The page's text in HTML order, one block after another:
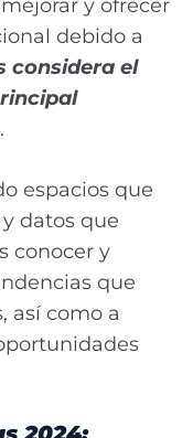
y ofrecer
debido a
considera el
espacios que
datos que
conocer y
que
así como a